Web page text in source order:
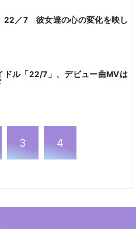
22／7 彼女達の心の変化を映し
ドル「22/7」、デビュー曲MVは
3 4